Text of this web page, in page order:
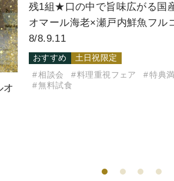
×
ご予約受付中！【お盆限定/5式
ア】豪華特典×特別メニュー試
おすすめ
会場見学
相談会
特典満載フェア
無料試食 試